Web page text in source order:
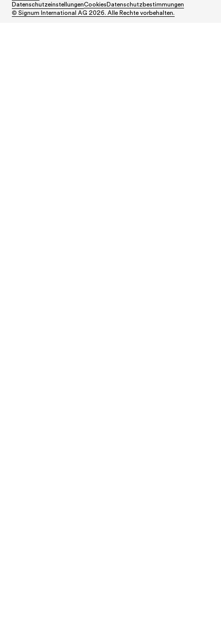
DatenschutzeinstellungenCookies Datenschutzbestimmungen
© Signum International AG 2026. Alle Rechte vorbehalten.